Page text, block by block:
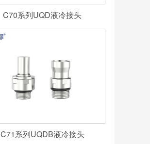
C70系列UQD液冷接头
C71系列UQDB液冷接头